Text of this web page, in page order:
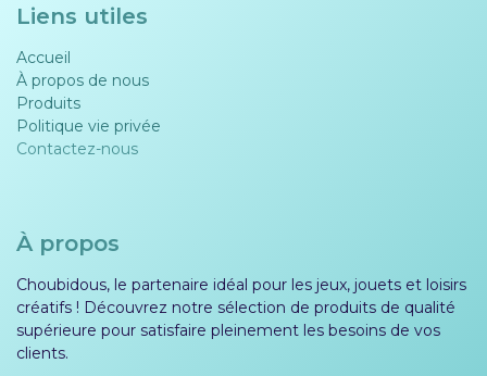
Liens utiles
Accueil
À propos de nous
Produits
Politique vie privée​​
Contactez-nous
À propos
Choubidous, le partenaire idéal pour les jeux, jouets et loisirs
créatifs ! Découvrez notre sélection de produits de qualité
supérieure pour satisfaire pleinement les besoins de vos
clients.